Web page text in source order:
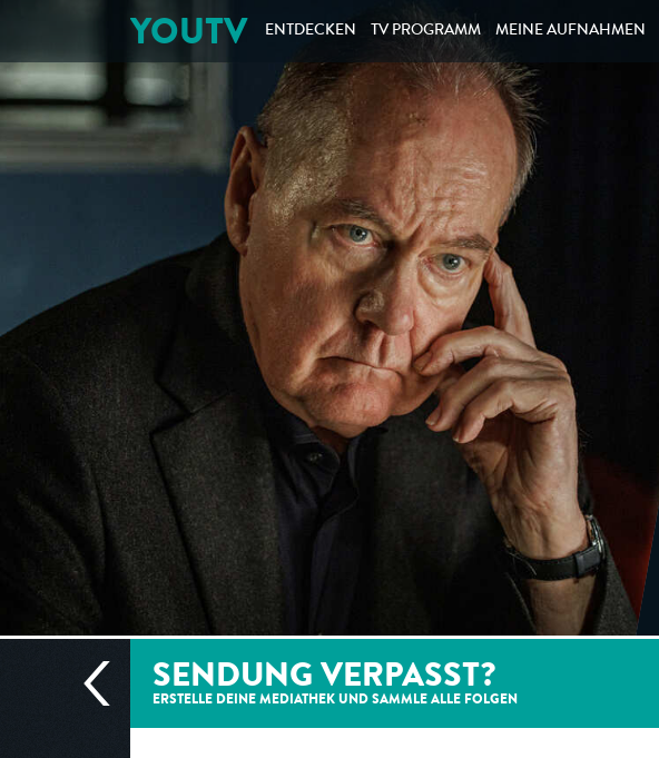
YOUTV ENTDECKEN TV PROGRAMM MEINE AUFNAHMEN
SENDUNG VERPASST?
ERSTELLE DEINE MEDIATHEK UND SAMMLE ALLE FOLGEN